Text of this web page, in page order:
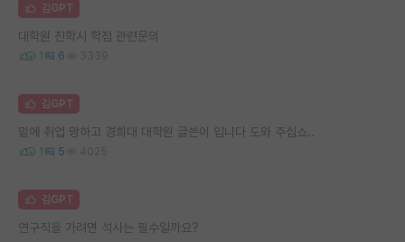
김GPT
대학원 진학시 학점 관련문의
1 6 3339
김GPT
밑에 취업 망하고 경희대 대학원 글쓴이 입니다 도와 주십쇼..
1 5 4025
김GPT
연구직을 가려면 석사는 필수일까요?